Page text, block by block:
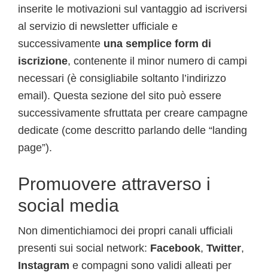
inserite le motivazioni sul vantaggio ad iscriversi
al servizio di newsletter ufficiale e
successivamente una semplice form di
iscrizione, contenente il minor numero di campi
necessari (è consigliabile soltanto l’indirizzo
email). Questa sezione del sito può essere
successivamente sfruttata per creare campagne
dedicate (come descritto parlando delle “landing
page”).
Promuovere attraverso i
social media
Non dimentichiamoci dei propri canali ufficiali
presenti sui social network: Facebook, Twitter,
Instagram e compagni sono validi alleati per